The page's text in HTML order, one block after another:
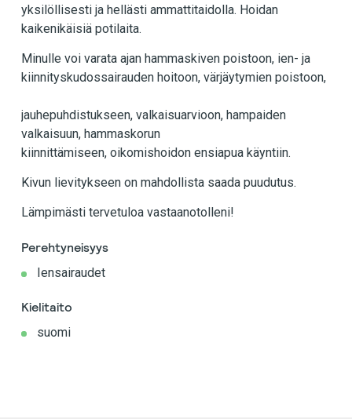
yksilöllisesti ja hellästi ammattitaidolla. Hoidan
kaikenikäisiä potilaita.
Minulle voi varata ajan hammaskiven poistoon, ien- ja
kiinnityskudossairauden hoitoon, värjäytymien poistoon,
jauhepuhdistukseen, valkaisuarvioon, hampaiden
valkaisuun, hammaskorun
kiinnittämiseen, oikomishoidon ensiapua käyntiin.
Kivun lievitykseen on mahdollista saada puudutus.
Lämpimästi tervetuloa vastaanotolleni!
Perehtyneisyys
Iensairaudet
Kielitaito
suomi